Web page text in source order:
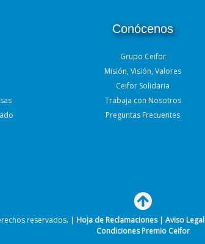
Conócenos
Grupo Ceifor
Misión, Visión, Valores
Ceifor Solidaria
Trabaja con Nosotros
Preguntas Frecuentes
reservados. | Hoja de Reclamaciones| Aviso Legal
Condiciones Premio Ceifor